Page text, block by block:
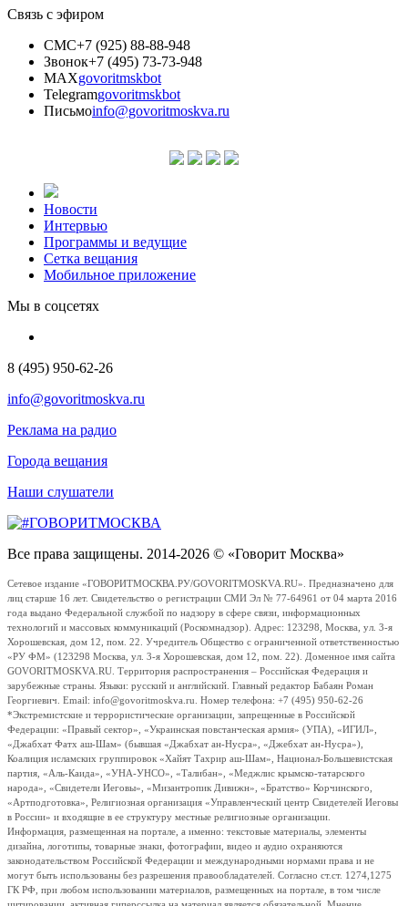
Связь с эфиром
СМС+7 (925) 88-88-948
Звонок+7 (495) 73-73-948
MAXgovoritmskbot
Telegramgovoritmskbot
Письмоinfo@govoritmoskva.ru
Новости
Интервью
Программы и ведущие
Сетка вещания
Мобильное приложение
Мы в соцсетях
8 (495) 950-62-26
info@govoritmoskva.ru
Реклама на радио
Города вещания
Наши слушатели
Все права защищены. 2014-2026 © «Говорит Москва»
Сетевое издание «ГОВОРИТМОСКВА.РУ/GOVORITMOSKVA.RU». Предназначено для
лиц старше 16 лет. Свидетельство о регистрации СМИ Эл № 77-64961 от 04 марта 2016
года выдано Федеральной службой по надзору в сфере связи, информационных
технологий и массовых коммуникаций (Роскомнадзор). Адрес: 123298, Москва, ул. 3-я
Хорошевская, дом 12, пом. 22. Учредитель Общество с ограниченной ответственностью
«РУ ФМ» (123298 Москва, ул. 3-я Хорошевская, дом 12, пом. 22). Доменное имя сайта
GOVORITMOSKVA.RU. Территория распространения – Российская Федерация и
зарубежные страны. Языки: русский и английский. Главный редактор Бабаян Роман
Георгиевич. Email: info@govoritmoskva.ru. Номер телефона: +7 (495) 950-62-26
*Экстремистские и террористические организации, запрещенные в Российской
Федерации: «Правый сектор», «Украинская повстанческая армия» (УПА), «ИГИЛ»,
«Джабхат Фатх аш-Шам» (бывшая «Джабхат ан-Нусра», «Джебхат ан-Нусра»),
Коалиция исламских группировок «Хайят Тахрир аш-Шам», Национал-Большевистская
партия, «Аль-Каида», «УНА-УНСО», «Талибан», «Меджлис крымско-татарского
народа», «Свидетели Иеговы», «Мизантропик Дивижн», «Братство» Корчинского,
«Артподготовка», Религиозная организация «Управленческий центр Свидетелей Иеговы
в России» и входящие в ее структуру местные религиозные организации.
Информация, размещенная на портале, а именно: текстовые материалы, элементы
дизайна, логотипы, товарные знаки, фотографии, видео и аудио охраняются
законодательством Российской Федерации и международными нормами права и не
могут быть использованы без разрешения правообладателей. Согласно ст.ст. 1274,1275
ГК РФ, при любом использовании материалов, размещенных на портале, в том числе